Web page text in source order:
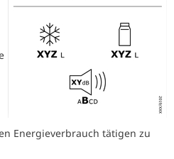
Energieverbrauch tätigen zu